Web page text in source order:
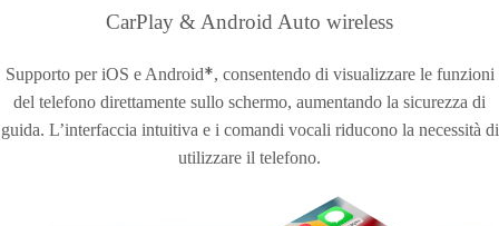
CarPlay & Android Auto wireless
Supporto per iOS e Android*, consentendo di visualizzare le funzioni
del telefono direttamente sullo schermo, aumentando la sicurezza di
guida. L’interfaccia intuitiva e i comandi vocali riducono la necessità di
utilizzare il telefono.